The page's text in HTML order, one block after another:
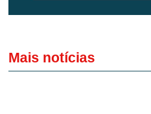
Mais notícias